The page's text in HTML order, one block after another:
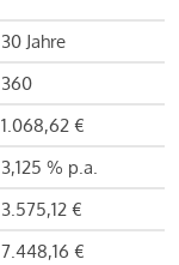
30 Jahre
360
1.068,62 €
3,125 % p.a.
3.575,12 €
7.448,16 €